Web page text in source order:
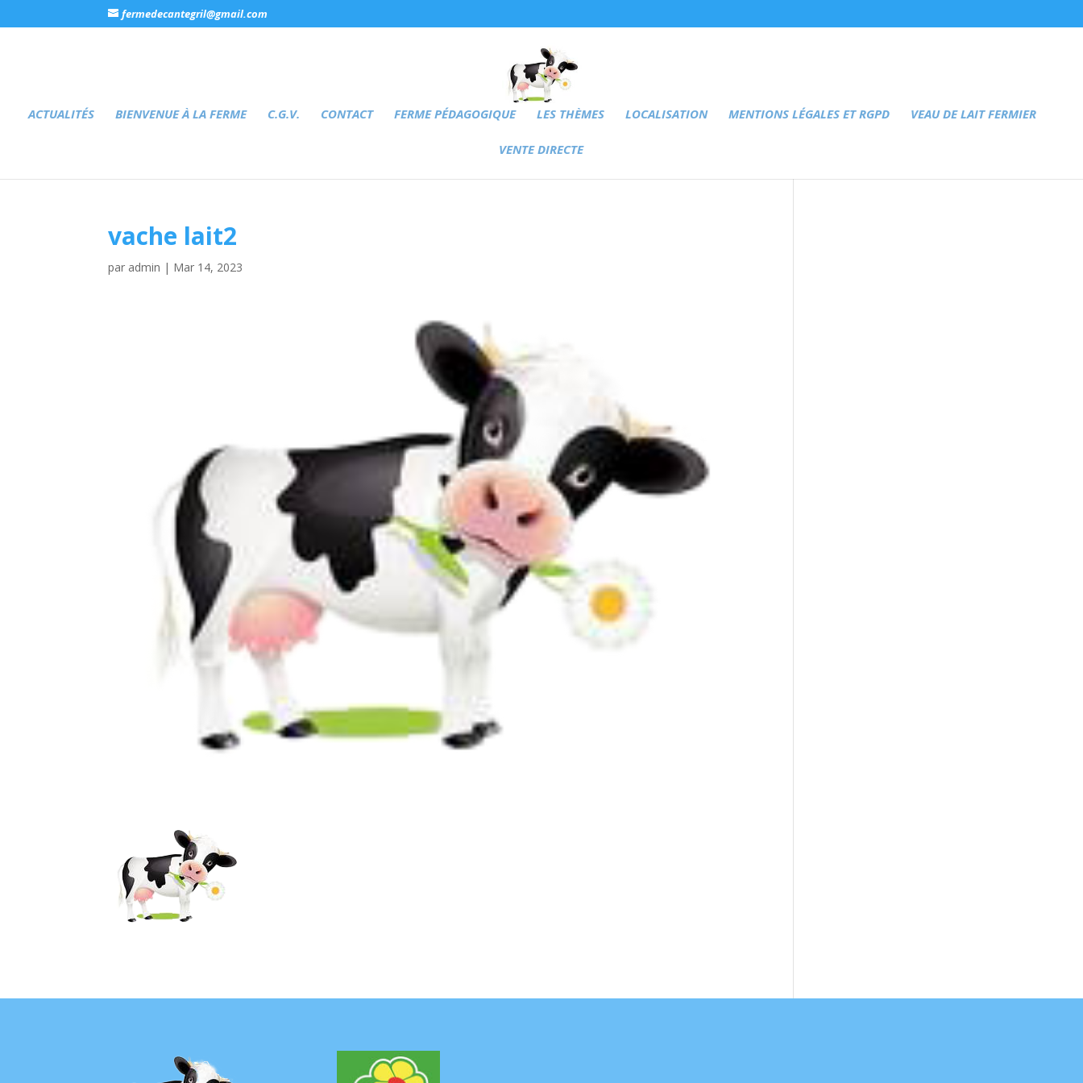
fermedecantegril@gmail.com
ACTUALITÉS BIENVENUE À LA FERME C.G.V. CONTACT FERME PÉDAGOGIQUE LES THÈMES LOCALISATION MENTIONS LÉGALES ET RGPD VEAU DE LAIT FERMIER
VENTE DIRECTE
vache lait2
par admin | Mar 14, 2023